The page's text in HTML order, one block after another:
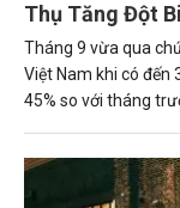
Thụ Tăng Đột
Tháng 9 vừa qua
Việt Nam khi có
45% so với tháng